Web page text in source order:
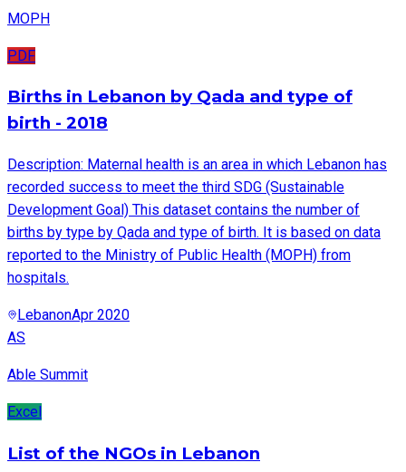
MOPH
PDF
Births in Lebanon by Qada and type of
birth - 2018
Description: Maternal health is an area in which Lebanon has
recorded success to meet the third SDG (Sustainable
Development Goal) This dataset contains the number of
births by type by Qada and type of birth. It is based on data
reported to the Ministry of Public Health (MOPH) from
hospitals.
LebanonApr 2020
AS
Able Summit
Excel
List of the NGOs in Lebanon